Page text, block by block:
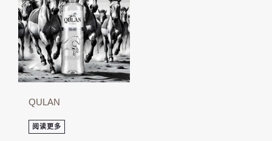
QULAN
阅读更多